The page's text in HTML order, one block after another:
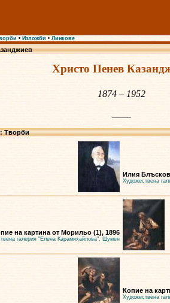
• Изложби • Линкове
Христо Пенев
1874 – 1952
Творби
Илия
Художествена
на картина от Морильо (1), 1896
галерия "Елена Карамихайлова", Шумен
Копие на
Художествена